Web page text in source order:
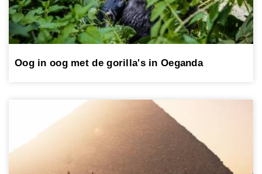
Oog in oog met de gorilla's in Oeganda